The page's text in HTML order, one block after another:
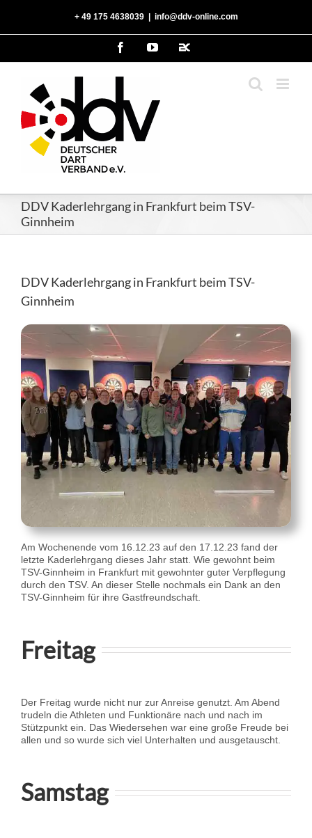
‭+ 49 175 4638039‬ info@ddv-online.com
FacebookYouTube2kDart
DDV Kaderlehrgang in Frankfurt beim TSV-
Ginnheim
DDV Kaderlehrgang in Frankfurt beim TSV-
Ginnheim
Am Wochenende vom 16.12.23 auf den 17.12.23 fand der
letzte Kaderlehrgang dieses Jahr statt. Wie gewohnt beim
TSV-Ginnheim in Frankfurt mit gewohnter guter Verpflegung
durch den TSV. An dieser Stelle nochmals ein Dank an den
TSV-Ginnheim für ihre Gastfreundschaft.
Freitag
Der Freitag wurde nicht nur zur Anreise genutzt. Am Abend
trudeln die Athleten und Funktionäre nach und nach im
Stützpunkt ein. Das Wiedersehen war eine große Freude bei
allen und so wurde sich viel Unterhalten und ausgetauscht.
Samstag